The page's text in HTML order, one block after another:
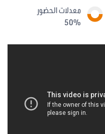
معدلات الحضور
50%